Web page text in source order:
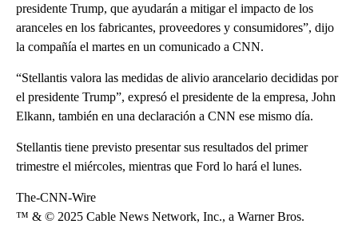
presidente Trump, que ayudarán a mitigar el impacto de los
aranceles en los fabricantes, proveedores y consumidores”, dijo
la compañía el martes en un comunicado a CNN.
“Stellantis valora las medidas de alivio arancelario decididas por
el presidente Trump”, expresó el presidente de la empresa, John
Elkann, también en una declaración a CNN ese mismo día.
Stellantis tiene previsto presentar sus resultados del primer
trimestre el miércoles, mientras que Ford lo hará el lunes.
The-CNN-Wire
™ & © 2025 Cable News Network, Inc., a Warner Bros.